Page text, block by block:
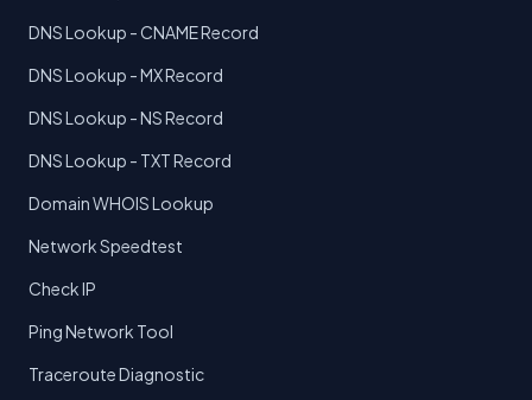
DNS Lookup - CNAME Record
DNS Lookup - MX Record
DNS Lookup - NS Record
DNS Lookup - TXT Record
Domain WHOIS Lookup
Network Speedtest
Check IP
Ping Network Tool
Traceroute Diagnostic